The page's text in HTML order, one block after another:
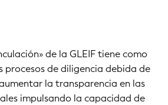
de la GLEIF tiene como
de diligencia debida de
la transparencia en las
impulsando la capacidad de